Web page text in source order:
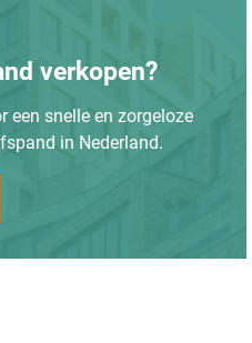
verkopen?
een snelle en zorgeloze
in Nederland.